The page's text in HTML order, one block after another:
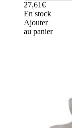
27,61€
En stock
Ajouter
au panier